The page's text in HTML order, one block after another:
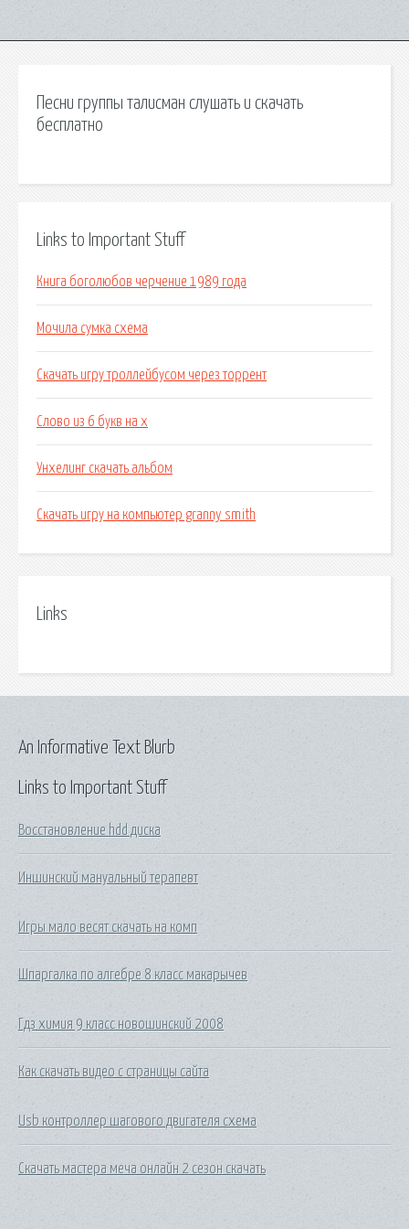
Песни группы талисман слушать и скачать
бесплатно
Links to Important Stuff
Книга боголюбов черчение 1989 года
Мочила сумка схема
Скачать игру троллейбусом через торрент
Слово из 6 букв на х
Унхелинг скачать альбом
Скачать игру на компьютер granny smith
Links
Links to Important Stuff
Восстановление hdd диска
Иншинский мануальный терапевт
Игры мало весят скачать на комп
Шпаргалка по алгебре 8 класс макарычев
Гдз химия 9 класс новошинский 2008
Как скачать видео с страницы сайта
Usb контроллер шагового двигателя схема
Скачать мастера меча онлайн 2 сезон скачать
An Informative Text Blurb